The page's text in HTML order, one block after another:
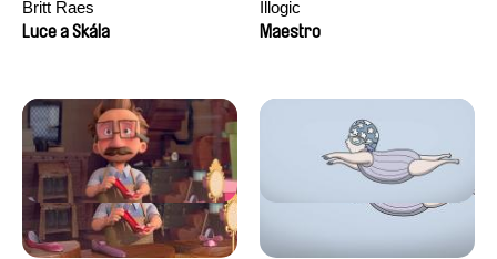
Britt Raes
Luce a Skála
Illogic
Maestro